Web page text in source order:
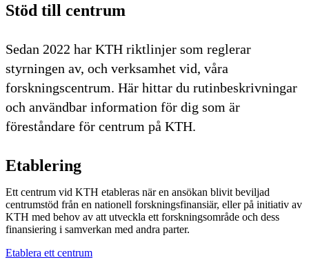
Stöd till centrum
Sedan 2022 har KTH riktlinjer som reglerar
styrningen av, och verksamhet vid, våra
forskningscentrum. Här hittar du rutinbeskrivningar
och användbar information för dig som är
föreståndare för centrum på KTH.
Etablering
Ett centrum vid KTH etableras när en ansökan blivit beviljad
centrumstöd från en nationell forskningsfinansiär, eller på initiativ av
KTH med behov av att utveckla ett forskningsområde och dess
finansiering i samverkan med andra parter.
Etablera ett centrum